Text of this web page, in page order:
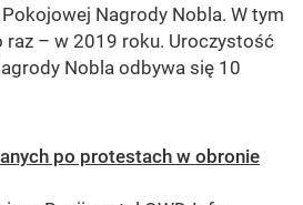
Nagrody Nobla. W tym
– w 2019 roku. Uroczystość
Nobla odbywa się 10
po protestach w obronie